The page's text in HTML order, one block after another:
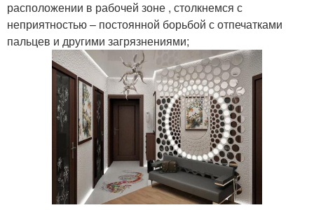
расположении в рабочей зоне , столкнемся с
неприятностью – постоянной борьбой с отпечатками
пальцев и другими загрязнениями;